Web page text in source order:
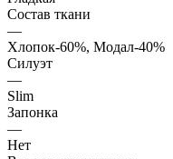
Состав ткани
—
Хлопок-60%, Модал-40%
Силуэт
—
Slim
Запонка
—
Нет